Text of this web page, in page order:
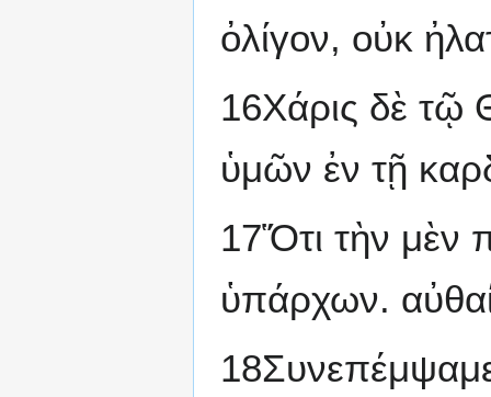
ὀλίγον, οὐκ
16Χάρις δὲ τῷ
ὑμῶν ἐν τῇ
17Ὅτι τὴν μὲν
ὑπάρχων.